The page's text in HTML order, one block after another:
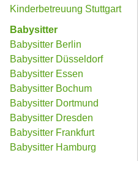
Kinderbetreuung Stuttgart
Babysitter
Babysitter Berlin
Babysitter Düsseldorf
Babysitter Essen
Babysitter Bochum
Babysitter Dortmund
Babysitter Dresden
Babysitter Frankfurt
Babysitter Hamburg